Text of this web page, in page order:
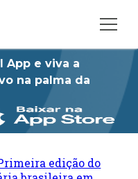
App e viva a
na palma da
edição do